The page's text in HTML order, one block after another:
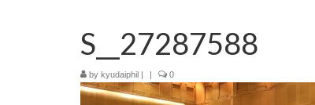
S__27287588
by kyudaiphil | | 0